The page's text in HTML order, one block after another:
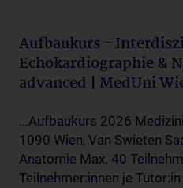
Aufbaukurs -
Echokardiographie &
advanced | MedUni
...Aufbaukurs 2026
1090 Wien, Van Swieten
Anatomie Max. 40
Teilnehmer:innen je